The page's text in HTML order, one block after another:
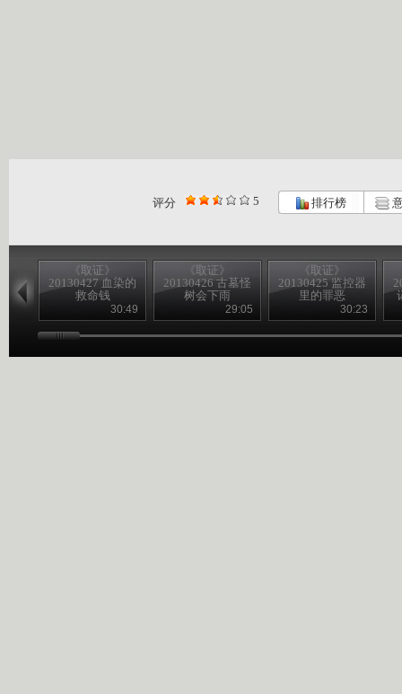
评分 5 排行榜
《取证》
20130427 血染的
救命钱
30:49
《取证》
20130426 古墓怪
树会下雨
29:05
《取证》
20130425 监控器
里的罪恶
30:23